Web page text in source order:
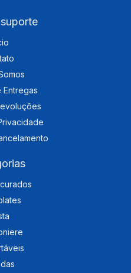
Entregas